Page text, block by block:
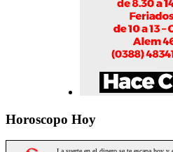
Horoscopo Hoy